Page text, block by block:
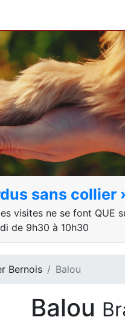
sans collier
visites ne se font QUE
de 9h30 à 10h30
Bernois Balou
Balou